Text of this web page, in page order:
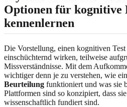
Optionen für kognitive
kennenlernen
Die Vorstellung, einen kognitiven Test
einschüchternd wirken, teilweise
Missverständnisse. Mit dem
wichtiger denn je zu verstehen, wie
Beurteilung funktioniert und was sie
Plattformen sind so konzipiert, dass
wissenschaftlich fundiert sind.